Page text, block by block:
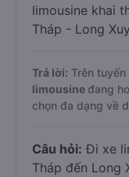
limousine khai
Tháp - Long
Trả lời: Trên
limousine đang
chọn đa dạng về
Câu hỏi: Đi xe
Tháp đến Long